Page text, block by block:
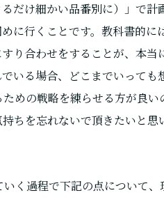
だけ細かい品番別に）」で計
に行くことです。教科書的に
り合わせをすることが、本当
いる場合、どこまでいっても
めの戦略を練らせる方が良い
ちを忘れないで頂きたいと思
く過程で下記の点について、